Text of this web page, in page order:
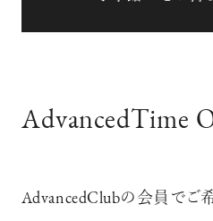
AdvancedTime
AdvancedClubの会員でご